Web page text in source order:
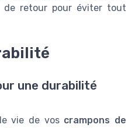
de retour pour éviter tout
une durabilité
vie de vos crampons de